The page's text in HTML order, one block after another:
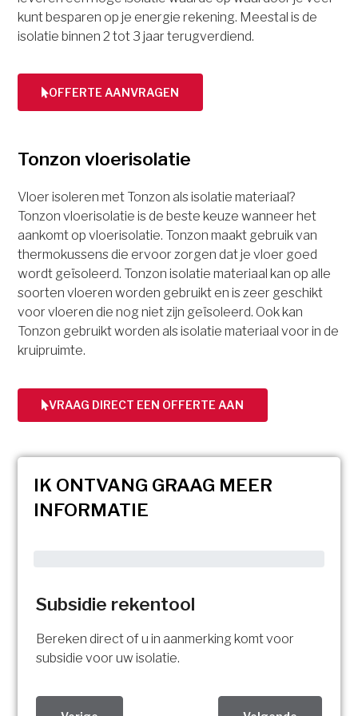
kunt besparen op je energie rekening. Meestal is de
isolatie binnen 2 tot 3 jaar terugverdiend.
OFFERTE AANVRAGEN
Tonzon vloerisolatie
Vloer isoleren met Tonzon als isolatie materiaal?
Tonzon vloerisolatie is de beste keuze wanneer het
aankomt op vloerisolatie. Tonzon maakt gebruik van
thermokussens die ervoor zorgen dat je vloer goed
wordt geïsoleerd. Tonzon isolatie materiaal kan op alle
soorten vloeren worden gebruikt en is zeer geschikt
voor vloeren die nog niet zijn geïsoleerd. Ook kan
Tonzon gebruikt worden als isolatie materiaal voor in de
kruipruimte.
VRAAG DIRECT EEN OFFERTE AAN
IK ONTVANG GRAAG MEER
INFORMATIE
Subsidie rekentool
Bereken direct of u in aanmerking komt voor
subsidie voor uw isolatie.